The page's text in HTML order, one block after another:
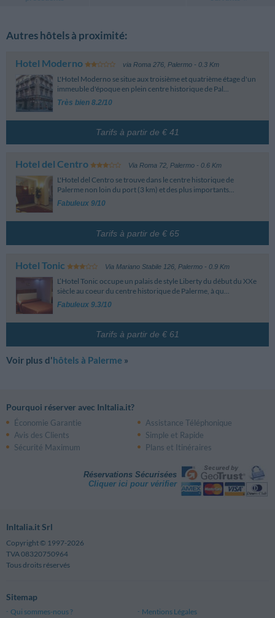
Autres hôtels à proximité:
Hotel Moderno via Roma 276, Palermo- 0.3 Km
L'Hotel Moderno se situe aux troisième et quatrième étage d'un
immeuble d'époque en plein centre historique de Pal...
Très bien 8.2/10
Tarifs à partir de € 41
Hotel del Centro Via Roma 72, Palermo- 0.6 Km
L'Hotel del Centro se trouve dans le centre historique de
Palerme non loin du port (3 km) et des plus importants...
Fabuleux 9/10
Tarifs à partir de € 65
Hotel Tonic Via Mariano Stabile 126, Palermo- 0.9 Km
L’Hotel Tonic occupe un palais de style Liberty du début du XXe
siècle au coeur du centre historique de Palerme, à qu...
Fabuleux 9.3/10
Tarifs à partir de € 61
Voir plus d'hôtels à Palerme »
Pourquoi réserver avec InItalia.it?
Économie Garantie
Assistance Téléphonique
Avis des Clients
Simple et Rapide
Sécurité Maximum
Plans et Itinéraires
Réservations Sécurisées
Cliquer ici pour vérifier
InItalia.it Srl
Copyright © 1997-2026
TVA 08320750964
Tous droits réservés
Sitemap
Qui sommes-nous ? Mentions Légales